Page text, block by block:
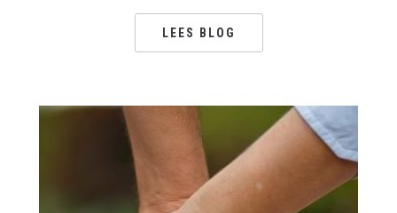
LEES BLOG